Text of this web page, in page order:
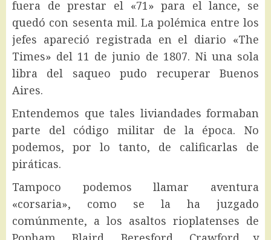
fuera de prestar el «71» para el lance, se
quedó con sesenta mil. La polémica entre los
jefes apareció registrada en el diario «The
Times» del 11 de junio de 1807. Ni una sola
libra del saqueo pudo recuperar Buenos
Aires.
Entendemos que tales liviandades formaban
parte del código militar de la época. No
podemos, por lo tanto, de calificarlas de
piráticas.
Tampoco podemos llamar aventura
«corsaria», como se la ha juzgado
comúnmente, a los asaltos rioplatenses de